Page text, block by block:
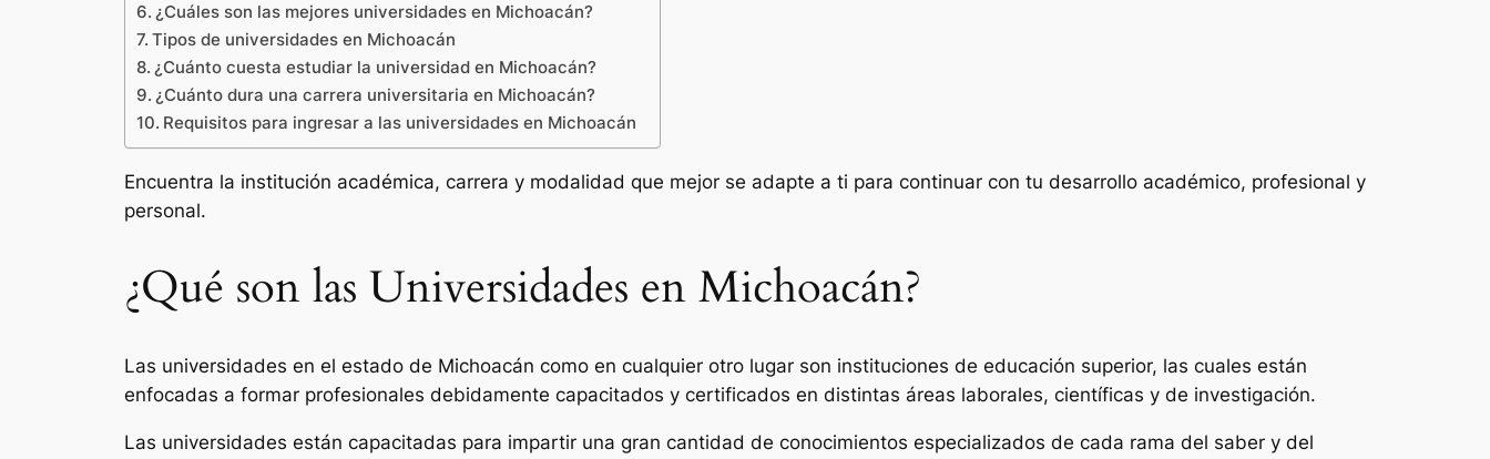
¿Cuáles son las mejores universidades en Michoacán?
Tipos de universidades en Michoacán
¿Cuánto cuesta estudiar la universidad en Michoacán?
¿Cuánto dura una carrera universitaria en Michoacán?
Requisitos para ingresar a las universidades en Michoacán
Encuentra la institución académica, carrera y modalidad que mejor se adapte a ti para continuar con tu desarrollo académico, profesional y
personal.
¿Qué son las Universidades en Michoacán?
Las universidades en el estado de Michoacán como en cualquier otro lugar son instituciones de educación superior, las cuales están
enfocadas a formar profesionales debidamente capacitados y certificados en distintas áreas laborales, científicas y de investigación.
Las universidades están capacitadas para impartir una gran cantidad de conocimientos especializados de cada rama del saber y del